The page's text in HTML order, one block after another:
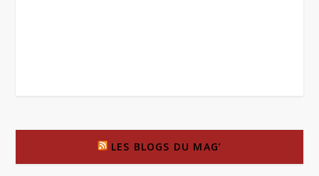
LES BLOGS DU MAG’